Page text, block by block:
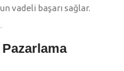
vadeli başarı sağlar.